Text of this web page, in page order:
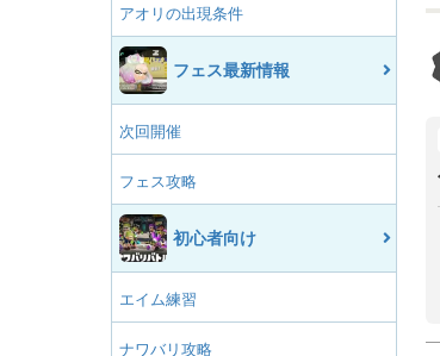
アオリの出現条件
フェス最新情報
次回開催
フェス攻略
初心者向け
エイム練習
ナワバリ攻略